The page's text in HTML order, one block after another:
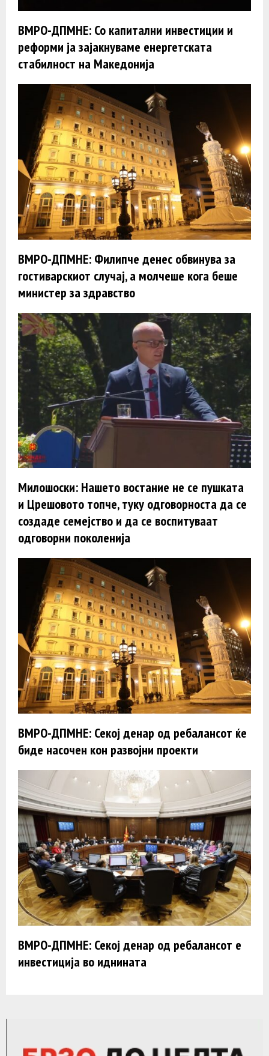
ВМРО-ДПМНЕ: Со капитални инвестиции и
реформи ја зајакнуваме енергетската
стабилност на Македонија
ВМРО-ДПМНЕ: Филипче денес обвинува за
гостиварскиот случај, а молчеше кога беше
министер за здравство
Милошоски: Нашето востание не се пушката
и Црешовото топче, туку одговорноста да се
создаде семејство и да се воспитуваат
одговорни поколенија
ВМРО-ДПМНЕ: Секој денар од ребалансот ќе
биде насочен кон развојни проекти
ВМРО-ДПМНЕ: Секој денар од ребалансот е
инвестиција во иднината